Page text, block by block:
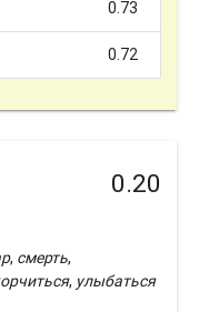
0.73
0.72
0.20
, смерть,
, улыбаться